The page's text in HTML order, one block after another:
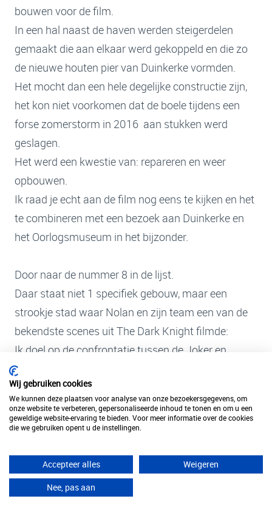
bouwen voor de film.
In een hal naast de haven werden steigerdelen
gemaakt die aan elkaar werd gekoppeld en die zo
de nieuwe houten pier van Duinkerke vormden.
Het mocht dan een hele degelijke constructie zijn,
het kon niet voorkomen dat de boele tijdens een
forse zomerstorm in 2016 aan stukken werd
geslagen.
Het werd een kwestie van: repareren en weer
opbouwen.
Ik raad je echt aan de film nog eens te kijken en het
te combineren met een bezoek aan Duinkerke en
het Oorlogsmuseum in het bijzonder.
Door naar de nummer 8 in de lijst.
Daar staat niet 1 specifiek gebouw, maar een
strookje stad waar Nolan en zijn team een van de
bekendste scenes uit The Dark Knight filmde:
Ik doel op de confrontatie tussen de Joker en
Batman…
De twee rijden op elkaar af – de Joker in de
vrachtwagen – en Batman op zijn Batpod, waarna
afschiet, een ongelooflijk flip van 180 graden
maakt.
Wij gebruiken cookies
We kunnen deze plaatsen voor analyse van onze bezoekersgegevens, om
onze website te verbeteren, gepersonaliseerde inhoud te tonen en om u een
geweldige website-ervaring te bieden. Voor meer informatie over de cookies
die we gebruiken opent u de instellingen.
Accepteer alles
Weigeren
Nee, pas aan